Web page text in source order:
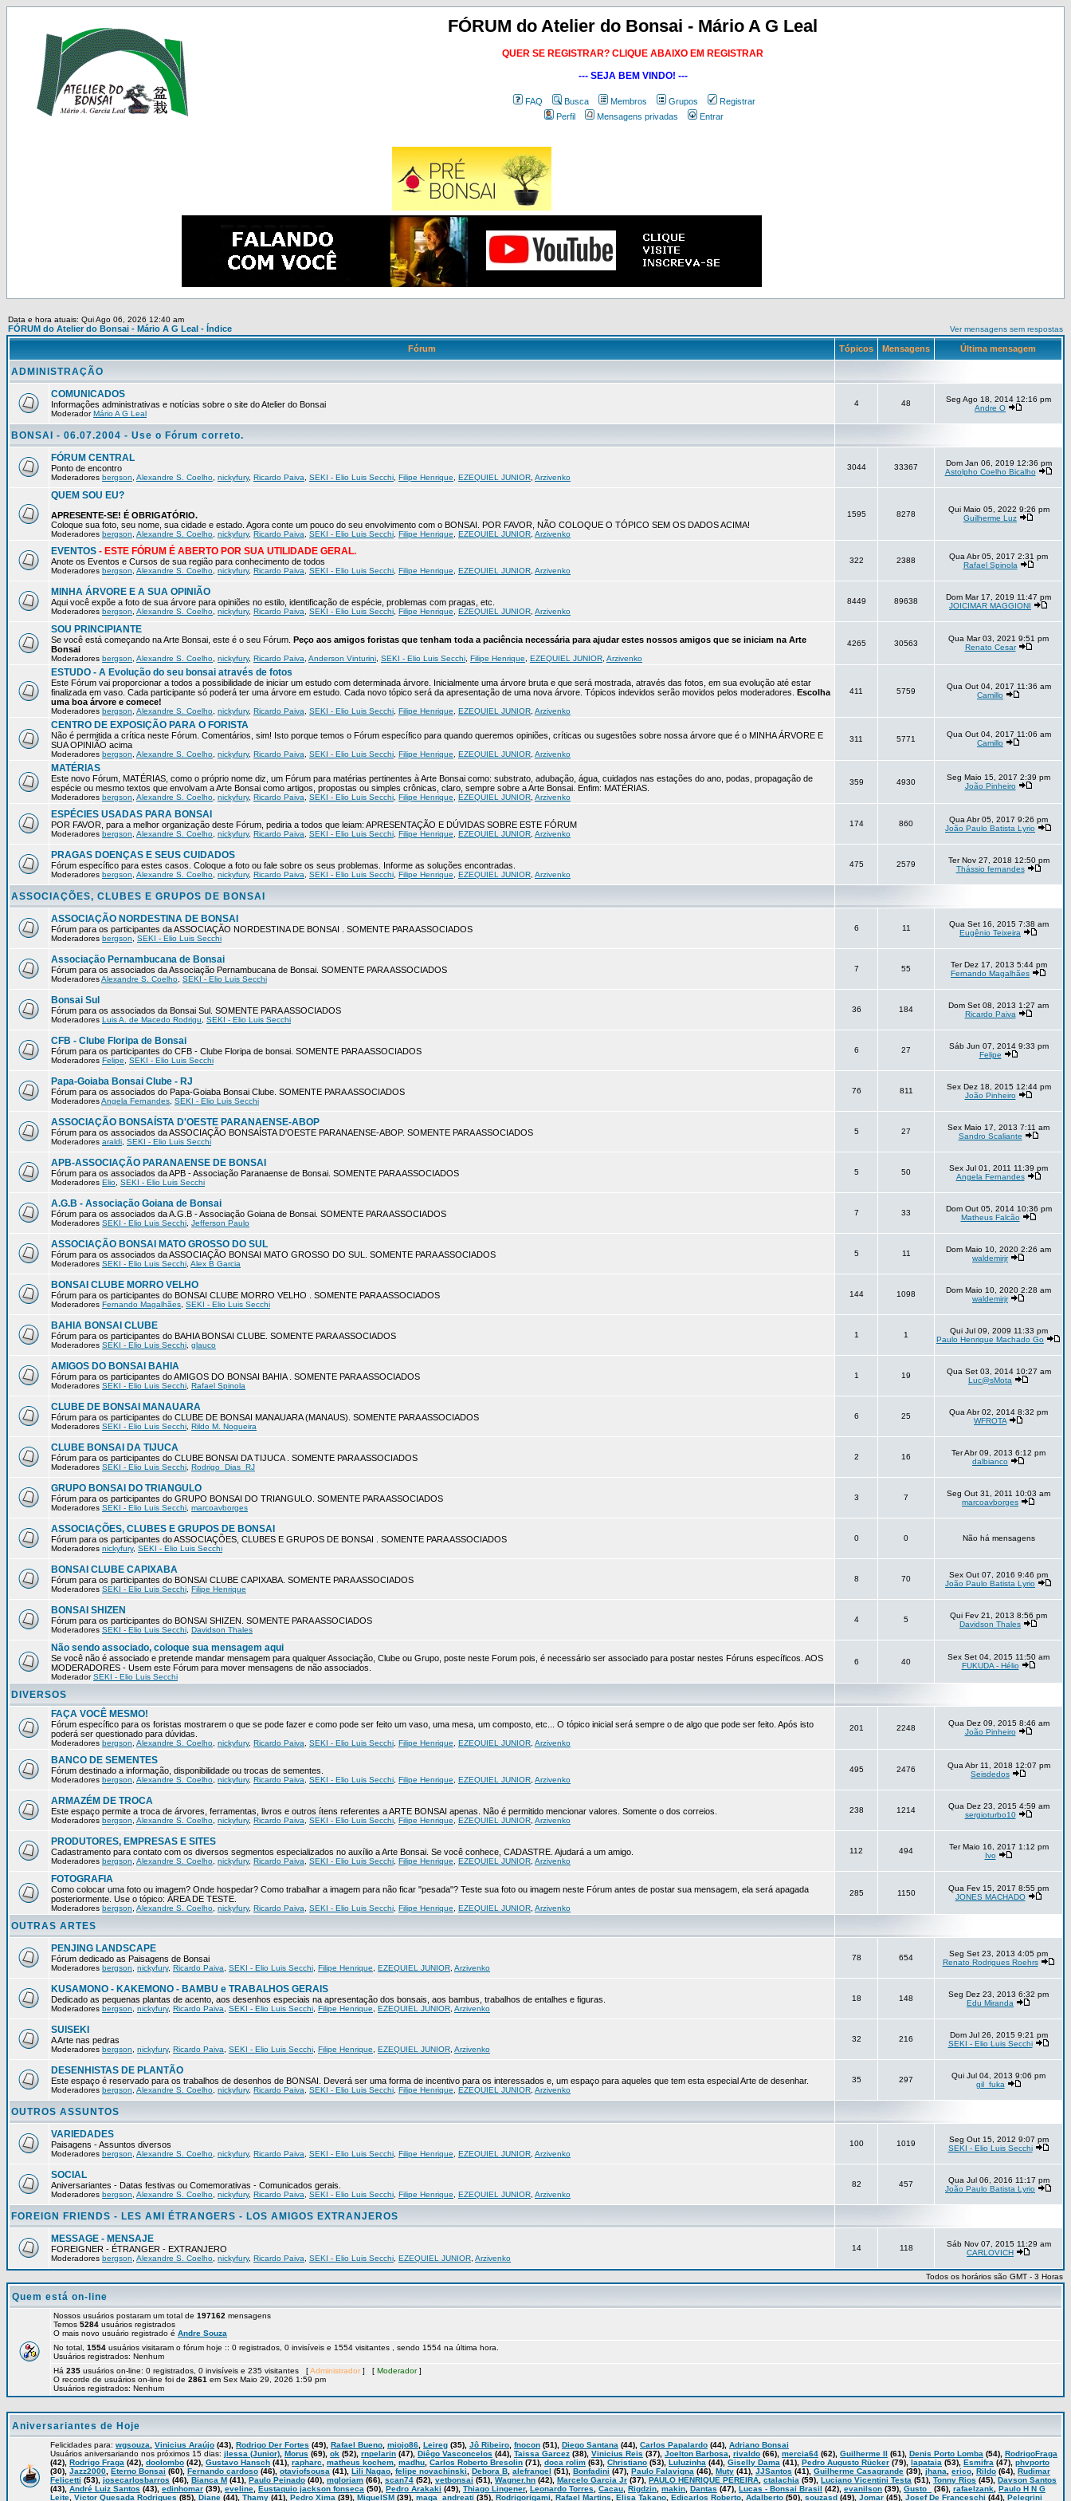
FÓRUM do Atelier do Bonsai - Mário A G Leal
QUER SE REGISTRAR? CLIQUE ABAIXO EM REGISTRAR
--- SEJA BEM VINDO! ---
FAQ Busca Membros Grupos
Registrar
Perfil
Mensagens privadas Entrar
Data e hora atuais: Qui Ago 06, 2026 12:40 am
FÓRUM do Atelier do Bonsai - Mário A G Leal - Índice Ver mensagens sem respostas
Fórum Tópicos Mensagens Última mensagem
ADMINISTRAÇÃO
COMUNICADOS
Informações administrativas e notícias sobre o site do Atelier do Bonsai
ModeradorMário A G Leal
4 48
Seg Ago 18, 2014 12:16 pm
Andre O
BONSAI - 06.07.2004 - Use o Fórum correto.
FÓRUM CENTRAL
Ponto de encontro
Moderadores bergson Alexandre S. Coelho nickyfury, Ricardo Paiva SEKI - Elio Luis Secchi Filipe Henrique EZEQUIEL JUNIOR Arzivenko
3044 33367
Dom Jan 06, 2019 12:36 pm
Astolpho Coelho Bicalho
QUEM SOU EU?
APRESENTE-SE! É OBRIGATÓRIO.
Coloque sua foto, seu nome, sua cidade e estado. Agora conte um pouco do seu envolvimento com o BONSAI. POR FAVOR, NÃO COLOQUE O TÓPICO SEM OS DADOS ACIMA!
Moderadores bergson Alexandre S. Coelho nickyfury, Ricardo Paiva SEKI - Elio Luis Secchi Filipe Henrique EZEQUIEL JUNIOR Arzivenko
1595 8278
Qui Maio 05, 2022 9:26 pm
Guilherme Luz
EVENTOS - ESTE FÓRUM É ABERTO POR SUA UTILIDADE GERAL.
Anote os Eventos e Cursos de sua região para conhecimento de todos
Moderadores bergson Alexandre S. Coelho nickyfury, Ricardo Paiva SEKI - Elio Luis Secchi Filipe Henrique EZEQUIEL JUNIOR Arzivenko
322 2388
Qua Abr 05, 2017 2:31 pm
Rafael Spinola
MINHA ÁRVORE E A SUA OPINIÃO
Aqui você expõe a foto de sua árvore para opiniões no estilo, identificação de espécie, problemas com pragas, etc.
Moderadores bergson Alexandre S. Coelho nickyfury, Ricardo Paiva SEKI - Elio Luis Secchi Filipe Henrique EZEQUIEL JUNIOR Arzivenko
8449 89638
Dom Mar 17, 2019 11:47 pm
JOICIMAR MAGGIONI
SOU PRINCIPIANTE
Se você está começando na Arte Bonsai, este é o seu Fórum. Peço aos amigos foristas que tenham toda a paciência necessária para ajudar estes nossos amigos que se iniciam na Arte
Bonsai
Moderadores bergson Alexandre S. Coelho nickyfury, Ricardo Paiva Anderson Vinturini SEKI - Elio Luis Secchi Filipe Henrique EZEQUIEL JUNIOR Arzivenko
4265 30563
Qua Mar 03, 2021 9:51 pm
Renato Cesar
ESTUDO - A Evolução do seu bonsai através de fotos
Este Fórum vai proporcionar a todos a possibilidade de iniciar um estudo com determinada árvore. Inicialmente uma árvore bruta e que será mostrada, através das fotos, em sua evolução até estar
finalizada em vaso. Cada participante só poderá ter uma árvore em estudo. Cada novo tópico será da apresentação de uma nova árvore. Tópicos indevidos serão movidos pelos moderadores. Escolha
uma boa árvore e comece!
Moderadores bergson Alexandre S. Coelho nickyfury, Ricardo Paiva SEKI - Elio Luis Secchi Filipe Henrique EZEQUIEL JUNIOR Arzivenko
411 5759
Qua Out 04, 2017 11:36 am
Camillo
CENTRO DE EXPOSIÇÃO PARA O FORISTA
Não é permitida a crítica neste Fórum. Comentários, sim! Isto porque temos o Fórum específico para quando queremos opiniões, críticas ou sugestões sobre nossa árvore que é o MINHA ÁRVORE E
SUA OPINIÃO acima
Moderadores bergson Alexandre S. Coelho nickyfury, Ricardo Paiva SEKI - Elio Luis Secchi Filipe Henrique EZEQUIEL JUNIOR Arzivenko
311 5771
Qua Out 04, 2017 11:06 am
Camillo
MATÉRIAS
Este novo Fórum, MATÉRIAS, como o próprio nome diz, um Fórum para matérias pertinentes à Arte Bonsai como: substrato, adubação, água, cuidados nas estações do ano, podas, propagação de
espécie ou mesmo textos que envolvam a Arte Bonsai como artigos, propostas ou simples crônicas, claro, sempre sobre a Arte Bonsai. Enfim: MATÉRIAS.
Moderadores bergson Alexandre S. Coelho nickyfury, Ricardo Paiva SEKI - Elio Luis Secchi Filipe Henrique EZEQUIEL JUNIOR Arzivenko
359 4930
Seg Maio 15, 2017 2:39 pm
João Pinheiro
ESPÉCIES USADAS PARA BONSAI
POR FAVOR, para a melhor organização deste Fórum, pediria a todos que leiam: APRESENTAÇÃO E DÚVIDAS SOBRE ESTE FÓRUM
Moderadores bergson Alexandre S. Coelho nickyfury, Ricardo Paiva SEKI - Elio Luis Secchi Filipe Henrique EZEQUIEL JUNIOR Arzivenko
174 860
Qua Abr 05, 2017 9:26 pm
João Paulo Batista Lyrio
PRAGAS DOENÇAS E SEUS CUIDADOS
Fórum específico para estes casos. Coloque a foto ou fale sobre os seus problemas. Informe as soluções encontradas.
Moderadores bergson Alexandre S. Coelho nickyfury, Ricardo Paiva SEKI - Elio Luis Secchi Filipe Henrique EZEQUIEL JUNIOR Arzivenko
475 2579
Ter Nov 27, 2018 12:50 pm
Thássio fernandes
ASSOCIAÇÕES, CLUBES E GRUPOS DE BONSAI
ASSOCIAÇÃO NORDESTINA DE BONSAI
Fórum para os participantes da ASSOCIAÇÃO NORDESTINA DE BONSAI . SOMENTE PARA ASSOCIADOS
Moderadores bergson SEKI - Elio Luis Secchi
6 11
Qua Set 16, 2015 7:38 am
Eugênio Teixeira
Associação Pernambucana de Bonsai
Fórum para os associados da Associação Pernambucana de Bonsai. SOMENTE PARA ASSOCIADOS
ModeradoresAlexandre S. Coelho SEKI - Elio Luis Secchi
7 55
Ter Dez 17, 2013 5:44 pm
Fernando Magalhães
Bonsai Sul
Fórum para os associados da Bonsai Sul. SOMENTE PARA ASSOCIADOS
Moderadores Luis A. de Macedo Rodrigu SEKI - Elio Luis Secchi
36 184
Dom Set 08, 2013 1:27 am
Ricardo Paiva
CFB - Clube Floripa de Bonsai
Fórum para os participantes do CFB - Clube Floripa de bonsai. SOMENTE PARA ASSOCIADOS
Moderadores Felipe SEKI - Elio Luis Secchi
6 27
Sáb Jun 07, 2014 9:33 pm
Felipe
Papa-Goiaba Bonsai Clube - RJ
Fórum para os associados do Papa-Goiaba Bonsai Clube. SOMENTE PARA ASSOCIADOS
ModeradoresAngela Fernandes SEKI - Elio Luis Secchi
76 811
Sex Dez 18, 2015 12:44 pm
João Pinheiro
ASSOCIAÇÃO BONSAÍSTA D'OESTE PARANAENSE-ABOP
Fórum para os associados da ASSOCIAÇÃO BONSAÍSTA D'OESTE PARANAENSE-ABOP. SOMENTE PARA ASSOCIADOS
Moderadores araldi SEKI - Elio Luis Secchi
5 27
Sex Maio 17, 2013 7:11 am
Sandro Scaliante
APB-ASSOCIAÇÃO PARANAENSE DE BONSAI
Fórum para os associados da APB - Associação Paranaense de Bonsai. SOMENTE PARA ASSOCIADOS
Moderadores Elio SEKI - Elio Luis Secchi
5 50
Sex Jul 01, 2011 11:39 pm
Angela Fernandes
A.G.B - Associação Goiana de Bonsai
Fórum para os associados da A.G.B - Associação Goiana de Bonsai. SOMENTE PARA ASSOCIADOS
Moderadores SEKI - Elio Luis Secchi Jefferson Paulo
7 33
Dom Out 05, 2014 10:36 pm
Matheus Falcão
ASSOCIAÇÃO BONSAI MATO GROSSO DO SUL
Fórum para os associados da ASSOCIAÇÃO BONSAI MATO GROSSO DO SUL. SOMENTE PARA ASSOCIADOS
Moderadores SEKI - Elio Luis Secchi Alex B Garcia
5 11
Dom Maio 10, 2020 2:26 am
waldemirjr
BONSAI CLUBE MORRO VELHO
Fórum para os participantes do BONSAI CLUBE MORRO VELHO . SOMENTE PARA ASSOCIADOS
Moderadores Fernando Magalhães SEKI - Elio Luis Secchi
144 1098
Dom Maio 10, 2020 2:28 am
waldemirjr
BAHIA BONSAI CLUBE
Fórum para os participantes do BAHIA BONSAI CLUBE. SOMENTE PARA ASSOCIADOS
Moderadores SEKI - Elio Luis Secchi glauco
1 1
Qui Jul 09, 2009 11:33 pm
Paulo Henrique Machado Go
AMIGOS DO BONSAI BAHIA
Fórum para os participantes do AMIGOS DO BONSAI BAHIA . SOMENTE PARA ASSOCIADOS
Moderadores SEKI - Elio Luis Secchi Rafael Spinola
1 19
Qua Set 03, 2014 10:27 am
Luc@sMota
CLUBE DE BONSAI MANAUARA
Fórum para os participantes do CLUBE DE BONSAI MANAUARA (MANAUS). SOMENTE PARA ASSOCIADOS
Moderadores SEKI - Elio Luis Secchi Rildo M. Nogueira
6 25
Qua Abr 02, 2014 8:32 pm
WFROTA
CLUBE BONSAI DA TIJUCA
Fórum para os participantes do CLUBE BONSAI DA TIJUCA . SOMENTE PARA ASSOCIADOS
Moderadores SEKI - Elio Luis Secchi Rodrigo_Dias_RJ
2 16
Ter Abr 09, 2013 6:12 pm
dalbianco
GRUPO BONSAI DO TRIANGULO
Fórum para os participantes do GRUPO BONSAI DO TRIANGULO. SOMENTE PARA ASSOCIADOS
Moderadores SEKI - Elio Luis Secchi marcoavborges
3 7
Seg Out 31, 2011 10:03 am
marcoavborges
ASSOCIAÇÕES, CLUBES E GRUPOS DE BONSAI
Fórum para os participantes do ASSOCIAÇÕES, CLUBES E GRUPOS DE BONSAI . SOMENTE PARA ASSOCIADOS
Moderadores nickyfury, SEKI - Elio Luis Secchi
0 0 Não há mensagens
BONSAI CLUBE CAPIXABA
Fórum para os participantes do BONSAI CLUBE CAPIXABA. SOMENTE PARA ASSOCIADOS
Moderadores SEKI - Elio Luis Secchi Filipe Henrique
8 70
Sex Out 07, 2016 9:46 pm
João Paulo Batista Lyrio
BONSAI SHIZEN
Fórum para os participantes do BONSAI SHIZEN. SOMENTE PARA ASSOCIADOS
Moderadores SEKI - Elio Luis Secchi Davidson Thales
4 5
Qui Fev 21, 2013 8:56 pm
Davidson Thales
Não sendo associado, coloque sua mensagem aqui
Se você não é associado e pretende mandar mensagem para qualquer Associação, Clube ou Grupo, poste neste Forum pois, é necessário ser associado para postar nestes Fóruns específicos. AOS
MODERADORES - Usem este Fórum para mover mensagens de não associados.
ModeradorSEKI - Elio Luis Secchi
6 40
Sex Set 04, 2015 11:50 am
FUKUDA - Hélio
DIVERSOS
FAÇA VOCÊ MESMO!
Fórum específico para os foristas mostrarem o que se pode fazer e como pode ser feito um vaso, uma mesa, um composto, etc... O tópico inicial será sempre o de algo que pode ser feito. Após isto
poderá ser questionado para dúvidas.
Moderadores bergson Alexandre S. Coelho nickyfury, Ricardo Paiva SEKI - Elio Luis Secchi Filipe Henrique EZEQUIEL JUNIOR Arzivenko
201 2248
Qua Dez 09, 2015 8:46 am
João Pinheiro
BANCO DE SEMENTES
Fórum destinado a informação, disponibilidade ou trocas de sementes.
Moderadores bergson Alexandre S. Coelho nickyfury, Ricardo Paiva SEKI - Elio Luis Secchi Filipe Henrique EZEQUIEL JUNIOR Arzivenko
495 2476
Qua Abr 11, 2018 12:07 pm
Seisdedos
ARMAZÉM DE TROCA
Este espaço permite a troca de árvores, ferramentas, livros e outros ítens referentes a ARTE BONSAI apenas. Não é permitido mencionar valores. Somente o dos correios.
Moderadores bergson Alexandre S. Coelho nickyfury, Ricardo Paiva SEKI - Elio Luis Secchi Filipe Henrique EZEQUIEL JUNIOR Arzivenko
238 1214
Qua Dez 23, 2015 4:59 am
sergioturbo10
PRODUTORES, EMPRESAS E SITES
Cadastramento para contato com os diversos segmentos especializados no auxílio a Arte Bonsai. Se você conhece, CADASTRE. Ajudará a um amigo.
Moderadores bergson Alexandre S. Coelho nickyfury, Ricardo Paiva SEKI - Elio Luis Secchi Filipe Henrique EZEQUIEL JUNIOR Arzivenko
112 494
Ter Maio 16, 2017 1:12 pm
Ivo
FOTOGRAFIA
Como colocar uma foto ou imagem? Onde hospedar? Como trabalhar a imagem para não ficar "pesada"? Teste sua foto ou imagem neste Fórum antes de postar sua mensagem, ela será apagada
posteriormente. Use o tópico: ÁREA DE TESTE.
Moderadores bergson Alexandre S. Coelho nickyfury, Ricardo Paiva SEKI - Elio Luis Secchi Filipe Henrique EZEQUIEL JUNIOR Arzivenko
285 1150
Qua Fev 15, 2017 8:55 pm
JONES MACHADO
OUTRAS ARTES
PENJING LANDSCAPE
Fórum dedicado as Paisagens de Bonsai
Moderadores bergson nickyfury, Ricardo Paiva SEKI - Elio Luis Secchi Filipe Henrique EZEQUIEL JUNIOR Arzivenko
78 654
Seg Set 23, 2013 4:05 pm
Renato Rodrigues Roehrs
KUSAMONO - KAKEMONO - BAMBU e TRABALHOS GERAIS
Dedicado as pequenas plantas de acento, aos desenhos especiais na apresentação dos bonsais, aos bambus, trabalhos de entalhes e figuras.
Moderadores bergson nickyfury, Ricardo Paiva SEKI - Elio Luis Secchi Filipe Henrique EZEQUIEL JUNIOR Arzivenko
18 148
Seg Dez 23, 2013 6:32 pm
Edu Miranda
SUISEKI
A Arte nas pedras
Moderadores bergson nickyfury, Ricardo Paiva SEKI - Elio Luis Secchi Filipe Henrique EZEQUIEL JUNIOR Arzivenko
32 216
Dom Jul 26, 2015 9:21 pm
SEKI - Elio Luis Secchi
DESENHISTAS DE PLANTÃO
Este espaço é reservado para os trabalhos de desenhos de BONSAI. Deverá ser uma forma de incentivo para os interessados e, um espaço para aqueles que tem esta especial Arte de desenhar.
Moderadores bergson Alexandre S. Coelho nickyfury, Ricardo Paiva SEKI - Elio Luis Secchi Filipe Henrique EZEQUIEL JUNIOR Arzivenko
35 297
Qui Jul 04, 2013 9:06 pm
gil_fuka
OUTROS ASSUNTOS
VARIEDADES
Paisagens - Assuntos diversos
Moderadores bergson Alexandre S. Coelho nickyfury, Ricardo Paiva SEKI - Elio Luis Secchi Filipe Henrique EZEQUIEL JUNIOR Arzivenko
100 1019
Seg Out 15, 2012 9:07 pm
SEKI - Elio Luis Secchi
SOCIAL
Aniversariantes - Datas festivas ou Comemorativas - Comunicados gerais.
Moderadores bergson Alexandre S. Coelho nickyfury, Ricardo Paiva SEKI - Elio Luis Secchi Filipe Henrique EZEQUIEL JUNIOR Arzivenko
82 457
Qua Jul 06, 2016 11:17 pm
João Paulo Batista Lyrio
FOREIGN FRIENDS - LES AMI ÉTRANGERS - LOS AMIGOS EXTRANJEROS
MESSAGE - MENSAJE
FOREIGNER - ÉTRANGER - EXTRANJERO
Moderadores bergson Alexandre S. Coelho nickyfury, Ricardo Paiva SEKI - Elio Luis Secchi EZEQUIEL JUNIOR Arzivenko
14 118
Sáb Nov 07, 2015 11:29 am
CARLOVICH
Todos os horários são GMT - 3 Horas
Quem está on-line
Nossos usuários postaram um total de 197162 mensagens
Temos 5284 usuários registrados
O mais novo usuário registrado é Andre Souza
No total, 1554 usuários visitaram o fórum hoje :: 0 registrados, 0 invisíveis e 1554 visitantes , sendo 1554 na última hora.
Usuários registrados: Nenhum
Há 235 usuários on-line: 0 registrados, 0 invisíveis e 235 visitantes [Administrador ] [ Moderador]
O recorde de usuários on-line foi de 2861 em Sex Maio 29, 2026 1:59 pm
Usuários registrados: Nenhum
Aniversariantes de Hoje
Felicidades para: wgsouza Vinicius Araújo (43), Rodrigo Der Fortes (49), Rafael Bueno miojo86 Leireg (35), Jô Ribeiro fnocon (51), Diego Santana (44), Carlos Papalardo (44), Adriano Bonsai
Usuários aniversariando nos próximos 15 dias: jlessa (Junior) Morus (69), ok (52), rnpelarin (47), Diêgo Vasconcelos (44), Taissa Garcez (38), Vinicius Reis (37), Joelton Barbosa rivaldo (66), mercia64 (62), Guilherme II (61), Denis Porto Lomba (54), RodrigoFraga
(42), Rodrigo Fraga (42), doolombo (42), Gustavo Hansch (41), rapharc matheus kochem madhu Carlos Roberto Bresolin (71), doca rolim (63), Christiano (53), Luluzinha (44), Giselly Dama (41), Pedro Augusto Rücker (79), lapataia (53), Esmifra (47), phvporto
(30), Jazz2000 Eterno Bonsai (60), Fernando cardoso (46), otaviofsousa (41), Lili Nagao felipe novachinski Debora B alefrangel (51), Bonfadini (47), Paulo Falavigna (46), Muty (41), JJSantos (41), Guilherme Casagrande (39), jhana erico Rildo (64), Rudimar
Felicetti (53), josecarlosbarros (46), Bianca M (41), Paulo Peinado (40), mgloriam (66), scan74 (52), vetbonsai (51), Wagner.hn (42), Marcelo Garcia Jr (37), PAULO HENRIQUE PEREIRA ctalachia (59), Luciano Vicentini Testa (51), Tonny Rios (45), Davson Santos
(43), André Luiz Santos (43), edinhomar (39), eveline Eustaquio jackson fonseca (50), Pedro Arakaki (49), Thiago Lingener, Leonardo Torres Cacau Rigdzin makin Dantas (47), Lucas - Bonsai Brasil (42), evanilson (39), Gusto_ (36), rafaelzank Paulo H N G
Leite Victor Quesada Rodrigues (85), Diane (44), Thamy (41), Pedro Xima (39), MiguelSM (39), maga_andreati (35), Rodrigorigami Rafael Martins Elisa Takano Edicarlos Roberto Adalberto (50), souzasd (49), Jomar (45), Josef De Franceschi (44), Pelegrini